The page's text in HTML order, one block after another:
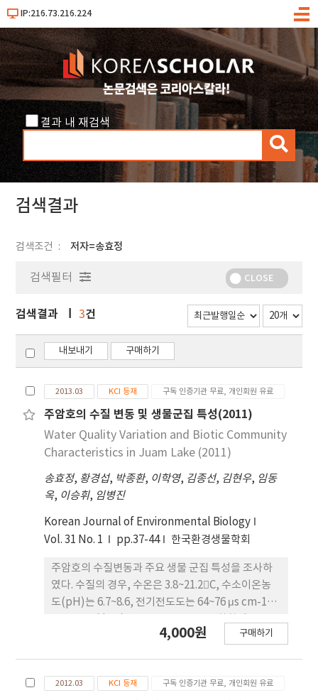
IP:216.73.216.224
메
결과 내 재검색
검
색
검색결과
검색조건 저자=송효정
검색필터 CLOSE
검색결과 3건
내보내기 구매하기
2013.03 KCI 등재 구독 인증기관 무료, 개인회원 유료
주암호의 수질 변동 및 생물군집 특성(2011)
Water Quality Variation and Biotic Community
Characteristics in Juam Lake (2011)
송효정, 황경섭, 박종환, 이학영, 김종선, 김현우, 임동
옥, 이승휘, 임병진
Korean Journal of Environmental Biology
Vol. 31 No. 1
pp.37-44 한국환경생물학회
주암호의 수질변동과 주요 생물 군집 특성을 조사하
였다. 수질의 경우, 수온은 3.8~21.2􀆆C, 수소이온농
도(pH)는 6.7~8.6, 전기전도도는 64~76 μs cm-1,
구량(COD)은 2.5~3.3mg L-1, 부유물질(SS)은
2.8~8.8 mg m-3로 나타났다. 수정 Carlson 지수
4,000원 구매하기
2012.03 KCI 등재 구독 인증기관 무료, 개인회원 유료